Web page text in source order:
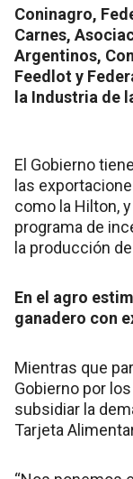
Coninagro,
Carnes,
Argentinos,
Feedlot y
la Industria de
El Gobierno
las
como la Hilton,
programa de
la producción
En el agro
ganadero con
Mientras que
Gobierno por
subsidiar la
Tarjeta